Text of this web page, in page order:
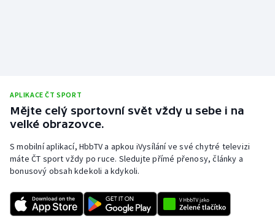
APLIKACE ČT SPORT
Mějte celý sportovní svět vždy u sebe i na
velké obrazovce.
S mobilní aplikací, HbbTV a apkou iVysílání ve své chytré televizi
máte ČT sport vždy po ruce. Sledujte přímé přenosy, články a
bonusový obsah kdekoli a kdykoli.